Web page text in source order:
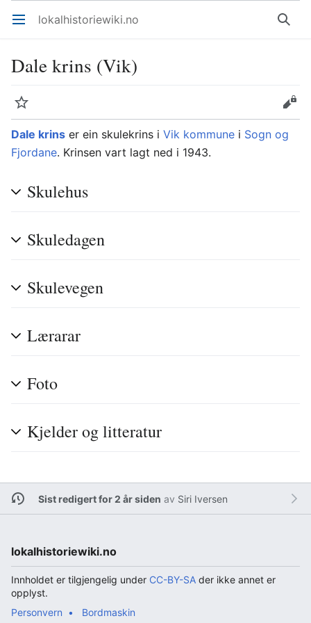
Åpne hovedmenyen lokalhistoriewiki.no Søk
Dale krins (Vik)
Overvåk
Rediger
Dale krins er ein skulekrins i Vik kommune i Sogn og
Fjordane. Krinsen vart lagt ned i 1943.
Skulehus
Skuledagen
Skulevegen
Lærarar
Foto
Kjelder og litteratur
Sist redigert for 2 år siden av Siri Iversen
lokalhistoriewiki.no
Innholdet er tilgjengelig under CC-BY-SA der ikke annet er
opplyst.
Personvern
Bordmaskin